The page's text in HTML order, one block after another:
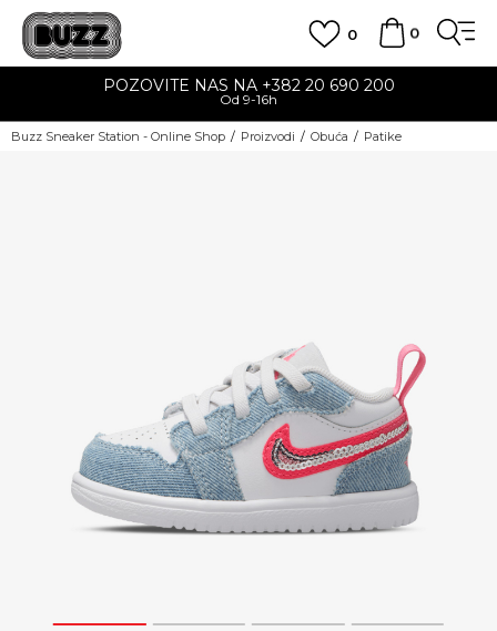
0
0
POZOVITE NAS NA +382 20 690 200
Od 9-16h
Buzz Sneaker Station - Online Shop Proizvodi Obuća Patike
1 2 3 4